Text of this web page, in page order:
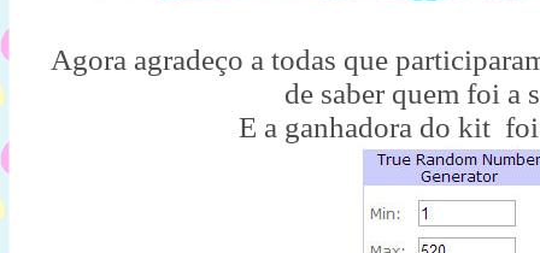
Agora agradeço a todas que
de saber quem foi a
E a ganhadora do kit